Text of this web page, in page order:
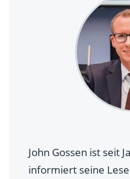
John Gossen ist seit
informiert seine